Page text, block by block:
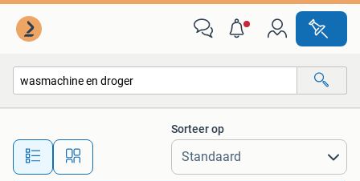
Alle afstanden…
Sorteer op